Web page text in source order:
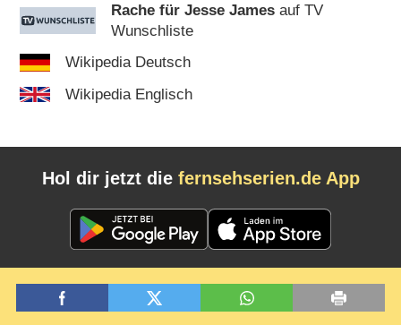
Rache für Jesse James auf TV
Wunschliste
Wikipedia Deutsch
Wikipedia Englisch
Hol dir jetzt die fernsehserien.de App